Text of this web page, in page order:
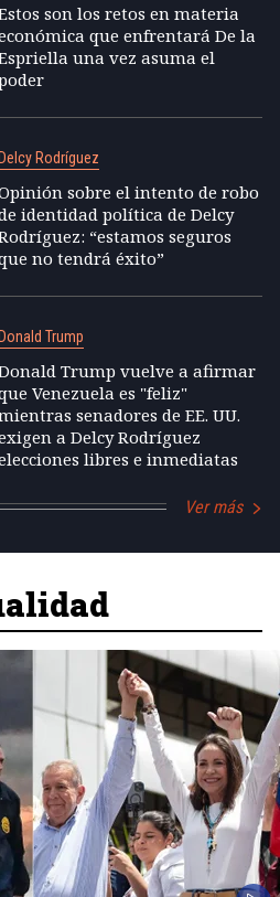
son los retos en materia
que enfrentará De la
una vez asuma el
Rodríguez
sobre el intento de robo
identidad política de Delcy
“estamos seguros
no tendrá éxito”
Trump
Trump vuelve a afirmar
Venezuela es "feliz"
senadores de EE. UU.
a Delcy Rodríguez
libres e inmediatas
Ver más